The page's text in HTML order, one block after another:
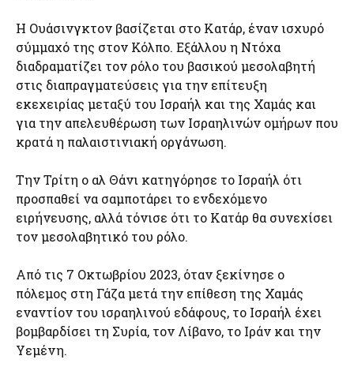
Η Ουάσινγκτον βασίζεται στο Κατάρ, έναν ισχυρό
σύμμαχό της στον Κόλπο. Εξάλλου η Ντόχα
διαδραματίζει τον ρόλο του βασικού μεσολαβητή
στις διαπραγματεύσεις για την επίτευξη
εκεχειρίας μεταξύ του Ισραήλ και της Χαμάς και
για την απελευθέρωση των Ισραηλινών ομήρων που
κρατά η παλαιστινιακή οργάνωση.
Την Τρίτη ο αλ Θάνι κατηγόρησε το Ισραήλ ότι
προσπαθεί να σαμποτάρει το ενδεχόμενο
ειρήνευσης, αλλά τόνισε ότι το Κατάρ θα συνεχίσει
τον μεσολαβητικό του ρόλο.
Από τις 7 Οκτωβρίου 2023, όταν ξεκίνησε ο
πόλεμος στη Γάζα μετά την επίθεση της Χαμάς
εναντίον του ισραηλινού εδάφους, το Ισραήλ έχει
βομβαρδίσει τη Συρία, τον Λίβανο, το Ιράν και την
Υεμένη.